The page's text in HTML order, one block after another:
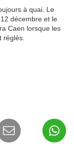
à quai. Le
décembre et le
Caen lorsque les
réglés.